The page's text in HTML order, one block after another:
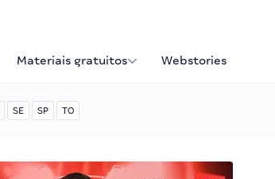
Materiais gratuitos Webstories
SE SP TO